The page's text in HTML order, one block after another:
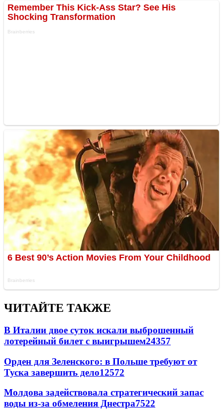
ЧИТАЙТЕ ТАКЖЕ
В Италии двое суток искали выброшенный
лотерейный билет с выигрышем24357
Орден для Зеленского: в Польше требуют от
Туска завершить дело12572
Молдова задействовала стратегический запас
воды из-за обмеления Днестра7522